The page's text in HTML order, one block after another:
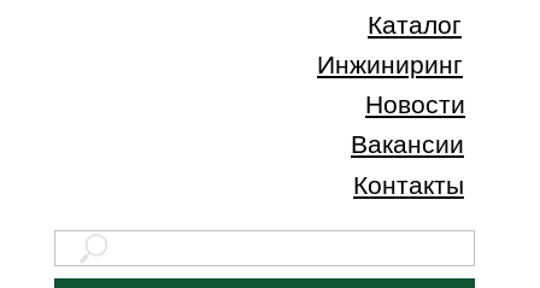
Каталог
Инжиниринг
Новости
Контакты
Вакансии